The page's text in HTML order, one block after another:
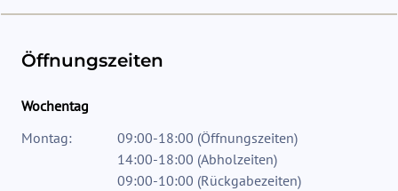
Öffnungszeiten
Wochentag
Montag:
09:00-18:00 (Öffnungszeiten)
14:00-18:00 (Abholzeiten)
09:00-10:00 (Rückgabezeiten)